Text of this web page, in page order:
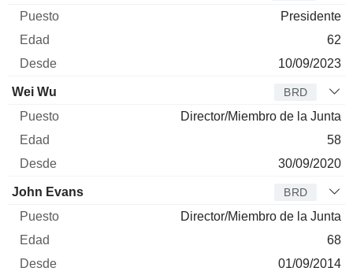
Presidente
62
10/09/2023
Wei Wu BRD
Director/Miembro de la Junta
58
30/09/2020
John Evans BRD
Director/Miembro de la Junta
68
01/09/2014